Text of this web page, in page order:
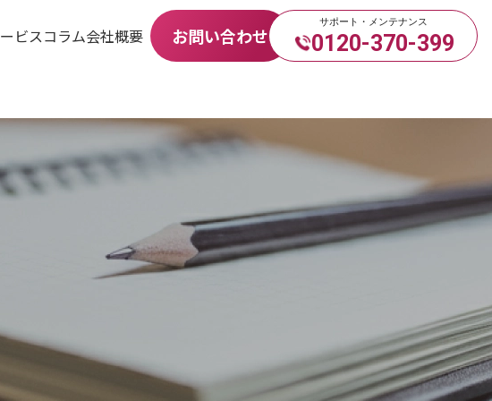
ビスコラム会社概要 お問い合わせ
サポート・メンテナンス
0120-370-399